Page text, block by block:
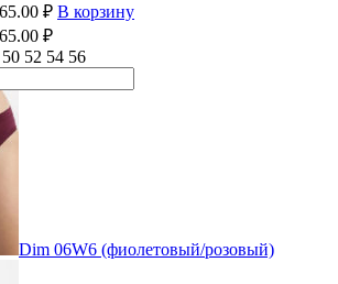
₽ В корзину
₽
50 52 54 56
Dim 06W6 (фиолетовый/розовый)